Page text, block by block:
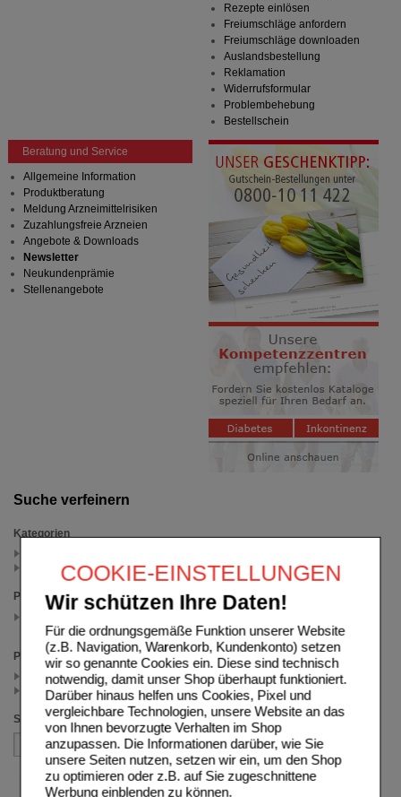
COOKIE-EINSTELLUNGEN
Wir schützen Ihre Daten!
Für die ordnungsgemäße Funktion unserer Website
(z.B. Navigation, Warenkorb, Kundenkonto) setzen
wir so genannte Cookies ein. Diese sind technisch
notwendig, damit unser Shop überhaupt funktioniert.
Darüber hinaus helfen uns Cookies, Pixel und
vergleichbare Technologien, unsere Website an das
von Ihnen bevorzugte Verhalten im Shop
anzupassen. Die Informationen darüber, wie Sie
unsere Seiten nutzen, setzen wir ein, um den Shop
zu optimieren oder z.B. auf Sie zugeschnittene
Werbung einblenden zu können.
Suche verfeinern
Kategorien
Beruhigung, Unruhe (1)
Packungsgröße
(auswahl entfernen)
Preis
< 25.08 (1)
>= 25.08 (1)
Sortieren nach
Rezepte einlösen
Freiumschläge anfordern
Freiumschläge downloaden
Auslandsbestellung
Reklamation
Widerrufsformular
Problembehebung
Bestellschein
Beratung und Service
Allgemeine Information
Produktberatung
Meldung Arzneimittelrisiken
Zuzahlungsfreie Arzneien
Angebote & Downloads
Newsletter
Neukundenprämie
Stellenangebote